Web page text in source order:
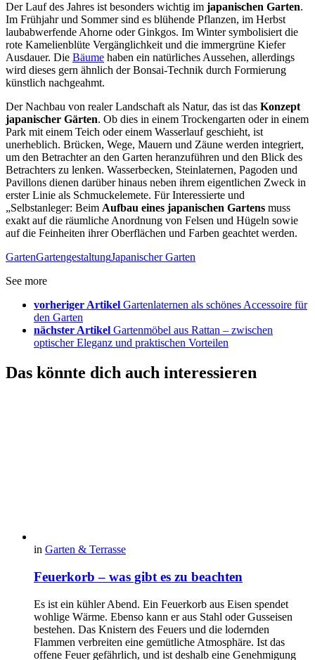
Der Lauf des Jahres ist besonders wichtig im japanischen Garten.
Im Frühjahr und Sommer sind es blühende Pflanzen, im Herbst
laubabwerfende Ahorne oder Ginkgos. Im Winter symbolisiert die
rote Kamelienblüte Vergänglichkeit und die immergrüne Kiefer
Ausdauer. Die Bäume haben ein natürliches Aussehen, allerdings
wird dieses gern ähnlich der Bonsai-Technik durch Formierung
künstlich nachgeahmt.
Der Nachbau von realer Landschaft als Natur, das ist das Konzept
japanischer Gärten. Ob dies in einem Trockengarten oder in einem
Park mit einem Teich oder einem Wasserlauf geschieht, ist
unerheblich. Brücken, Wege, Mauern und Zäune werden integriert,
um den Betrachter an den Garten heranzuführen und den Blick des
Betrachters zu lenken. Wasserbecken, Steinlaternen, Pagoden und
Pavillons dienen darüber hinaus neben ihrem eigentlichen Zweck in
erster Linie als Schmuckelemete. Für Interessierte und
„Selbstanleger: Beim Aufbau eines japanischen Gartens muss
exakt auf die räumliche Anordnung von Felsen und Hügeln sowie
auf die Feinheiten ihrer Oberflächen und Farben geachtet werden.
GartenGartengestaltungJapanischer Garten
See more
vorheriger Artikel Gartenlaternen als schönes Accessoire für
den Garten
nächster Artikel Gartenmöbel aus Rattan – zwischen
optischer Eleganz und praktischen Vorteilen
Das könnte dich auch interessieren
in Garten & Terrasse
Feuerkorb – was gibt es zu beachten
Es ist ein kühler Abend. Ein Feuerkorb aus Eisen spendet
wohlige Wärme. Ebenso kann er aus Stahl oder Gusseisen
bestehen. Das Knistern des Feuers und die lodernden
Flammen verbreiten eine gemütliche Atmosphäre. Ist das
offene Feuer gefährlich, und ist deshalb eine Genehmigung